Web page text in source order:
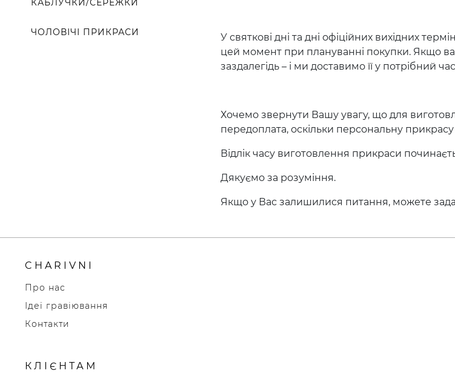
КАБЛУЧКИ/СЕРЕЖКИ
ЧОЛОВІЧІ ПРИКРАСИ
У святкові дні та дні офіційних вихідних
цей момент при плануванні покупки. Якщо
заздалегідь – і ми доставимо її у потрібний
Хочемо звернути Вашу увагу, що для
передоплата, оскільки персональну
Відлік часу виготовлення прикраси
Дякуємо за розуміння.
Якщо у Вас залишилися питання, можете
CHARIVNI
Про нас
Ідеї гравіювання
Контакти
КЛІЄНТАМ